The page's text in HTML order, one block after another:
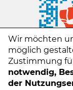
Wir möchten
möglich
Zustimmung
notwendig,
der